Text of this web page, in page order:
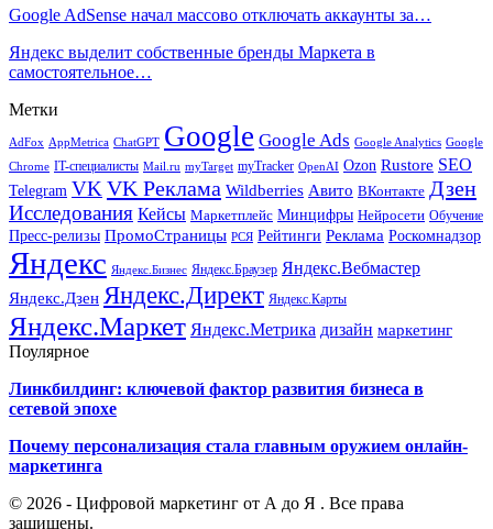
Google AdSense начал массово отключать аккаунты за…
Яндекс выделит собственные бренды Маркета в
самостоятельное…
Метки
AdFox AppMetrica ChatGPT Google Google Ads Google Analytics Google
Chrome IT-специалисты Mail.ru myTarget myTracker OpenAI Ozon Rustore SEO
Telegram VK VK Реклама Wildberries Авито ВКонтакте Дзен
Исследования Кейсы Маркетплейс Минцифры Нейросети Обучение
Пресс-релизы ПромоСтраницы РСЯ Рейтинги Реклама Роскомнадзор
Яндекс Яндекс.Бизнес Яндекс.Браузер Яндекс.Вебмастер
Яндекс.Дзен Яндекс.Директ Яндекс.Карты
Яндекс.Маркет Яндекс.Метрика дизайн маркетинг
Поулярное
Линкбилдинг: ключевой фактор развития бизнеса в
сетевой эпохе
Почему персонализация стала главным оружием онлайн-
маркетинга
© 2026 - Цифровой маркетинг от А до Я . Все права
защищены.